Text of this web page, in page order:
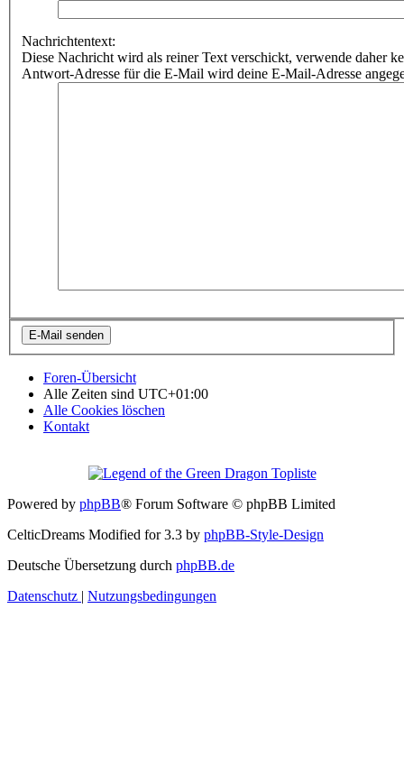
Nachrichtentext:
Diese Nachricht wird als reiner Text verschickt, verwende daher
Antwort-Adresse für die E-Mail wird deine E-Mail-Adresse
Foren-Übersicht
Alle Zeiten sind UTC+01:00
Alle Cookies löschen
Kontakt
Powered by phpBB® Forum Software © phpBB Limited
CelticDreams Modified for 3.3 by phpBB-Style-Design
Deutsche Übersetzung durch phpBB.de
Datenschutz
Nutzungsbedingungen